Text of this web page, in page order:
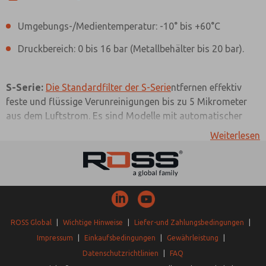
Umgebungs-/Medientemperatur: -10° bis +60°C
Druckbereich: 0 bis 16 bar (Metallbehälter bis 20 bar).
S-Serie: Die Standardfilter der S-Serientfernen effektiv
feste und flüssige Verunreinigungen bis zu 5 Mikrometer
aus dem Luftstrom. Es sind Modelle mit automatischer
Mikrofilter
geringem Durchfluss, wie zum Beispiel im Bereich der
Messgeräte, mit einem Durchfluss von bis zu 230 l/min.
Das Filterelement entfernt effizient 99,98% aller Öl-
Aerosole und fester Partikel bis zu 0,01 Mikron aus dem
M-Serie:Standardfilter der M-Serie entfernen feste und
flüssige Partikel mit einer Größe von bis zu 5 Mikrometern
Weiterlesen
Bevorzugte Kontaktmethode?
ROSS Global Wichtige Hinweise Liefer-und Zahlungsbedingungen
Impressum
Einkaufsbedingungen Gewährleistung
Datenschutzrichtlinien
FAQ